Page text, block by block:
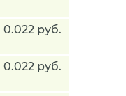
0.022 руб.
0.022 руб.